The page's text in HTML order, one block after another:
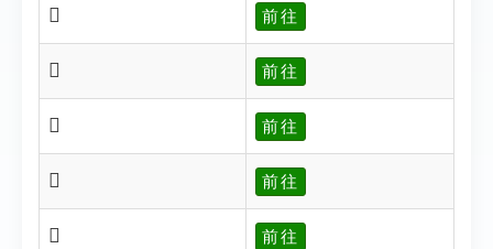
𢖎 前往
𢖎 前往
𢖏 前往
𢖐 前往
𢖑 前往